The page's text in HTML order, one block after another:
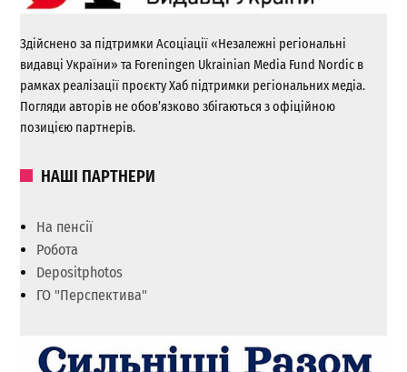
Здійснено за підтримки Асоціації «Незалежні регіональні
видавці України» та Foreningen Ukrainian Media Fund Nordic в
рамках реалізації проєкту Хаб підтримки регіональних медіа.
Погляди авторів не обов’язково збігаються з офіційною
позицією партнерів.
НАШІ ПАРТНЕРИ
На пенсії
Робота
Depositphotos
ГО "Перспектива"